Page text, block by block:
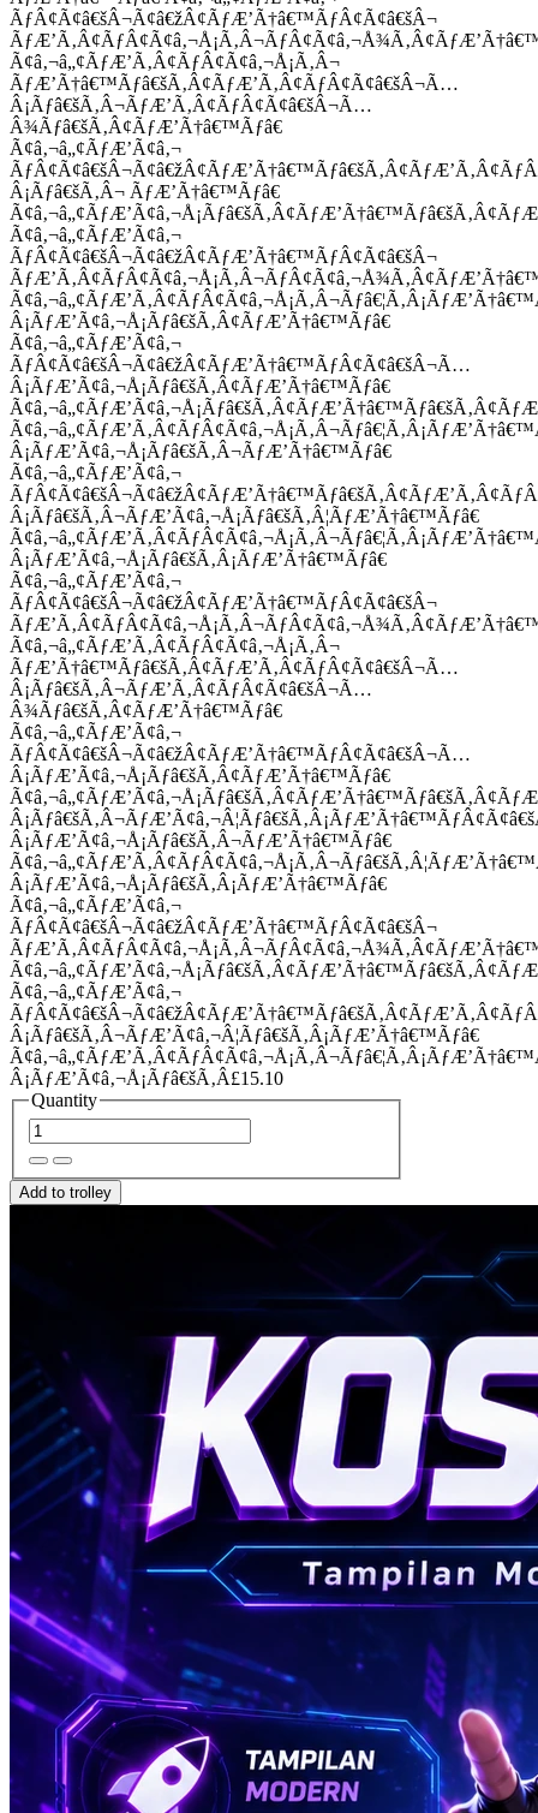
ÃƒÂ¢Ã¢â€šÂ¬Ã¢â€žÂ¢ÃƒÆ’Ã†â€™ÃƒÂ¢Ã¢â€šÂ¬
Ã¢â‚¬â„¢ÃƒÆ’Ã‚Â¢ÃƒÂ¢Ã¢â‚¬Å¡Ã‚Â¬
ÃƒÆ’Ã†â€™Ãƒâ€šÃ‚Â¢ÃƒÆ’Ã‚Â¢ÃƒÂ¢Ã¢â€šÂ¬Ã…
Â¡Ãƒâ€šÃ‚Â¬ÃƒÆ’Ã‚Â¢ÃƒÂ¢Ã¢â€šÂ¬Ã…
Â¾Ãƒâ€šÃ‚Â¢ÃƒÆ’Ã†â€™Ãƒâ€
Ã¢â‚¬â„¢ÃƒÆ’Ã¢â‚¬
Â¡Ãƒâ€šÃ‚Â¬ ÃƒÆ’Ã†â€™Ãƒâ€
Ã¢â‚¬â„¢ÃƒÆ’Ã¢â‚¬
ÃƒÂ¢Ã¢â€šÂ¬Ã¢â€žÂ¢ÃƒÆ’Ã†â€™ÃƒÂ¢Ã¢â€šÂ¬
Â¡ÃƒÆ’Ã¢â‚¬Å¡Ãƒâ€šÃ‚Â¢ÃƒÆ’Ã†â€™Ãƒâ€
Ã¢â‚¬â„¢ÃƒÆ’Ã¢â‚¬
ÃƒÂ¢Ã¢â€šÂ¬Ã¢â€žÂ¢ÃƒÆ’Ã†â€™ÃƒÂ¢Ã¢â€šÂ¬Ã…
Â¡ÃƒÆ’Ã¢â‚¬Å¡Ãƒâ€šÃ‚Â¢ÃƒÆ’Ã†â€™Ãƒâ€
Â¡ÃƒÆ’Ã¢â‚¬Å¡Ãƒâ€šÃ‚Â¬ÃƒÆ’Ã†â€™Ãƒâ€
Ã¢â‚¬â„¢ÃƒÆ’Ã¢â‚¬
Â¡Ãƒâ€šÃ‚Â¬ÃƒÆ’Ã¢â‚¬Å¡Ãƒâ€šÃ‚Â¦ÃƒÆ’Ã†â€™Ãƒâ€
Â¡ÃƒÆ’Ã¢â‚¬Å¡Ãƒâ€šÃ‚Â¡ÃƒÆ’Ã†â€™Ãƒâ€
Ã¢â‚¬â„¢ÃƒÆ’Ã¢â‚¬
ÃƒÂ¢Ã¢â€šÂ¬Ã¢â€žÂ¢ÃƒÆ’Ã†â€™ÃƒÂ¢Ã¢â€šÂ¬
Ã¢â‚¬â„¢ÃƒÆ’Ã‚Â¢ÃƒÂ¢Ã¢â‚¬Å¡Ã‚Â¬
ÃƒÆ’Ã†â€™Ãƒâ€šÃ‚Â¢ÃƒÆ’Ã‚Â¢ÃƒÂ¢Ã¢â€šÂ¬Ã…
Â¡Ãƒâ€šÃ‚Â¬ÃƒÆ’Ã‚Â¢ÃƒÂ¢Ã¢â€šÂ¬Ã…
Â¾Ãƒâ€šÃ‚Â¢ÃƒÆ’Ã†â€™Ãƒâ€
Ã¢â‚¬â„¢ÃƒÆ’Ã¢â‚¬
ÃƒÂ¢Ã¢â€šÂ¬Ã¢â€žÂ¢ÃƒÆ’Ã†â€™ÃƒÂ¢Ã¢â€šÂ¬Ã…
Â¡ÃƒÆ’Ã¢â‚¬Å¡Ãƒâ€šÃ‚Â¢ÃƒÆ’Ã†â€™Ãƒâ€
Â¡ÃƒÆ’Ã¢â‚¬Å¡Ãƒâ€šÃ‚Â¬ÃƒÆ’Ã†â€™Ãƒâ€
Â¡ÃƒÆ’Ã¢â‚¬Å¡Ãƒâ€šÃ‚Â¡ÃƒÆ’Ã†â€™Ãƒâ€
Ã¢â‚¬â„¢ÃƒÆ’Ã¢â‚¬
ÃƒÂ¢Ã¢â€šÂ¬Ã¢â€žÂ¢ÃƒÆ’Ã†â€™ÃƒÂ¢Ã¢â€šÂ¬
Ã¢â‚¬â„¢ÃƒÆ’Ã¢â‚¬
Â¡Ãƒâ€šÃ‚Â¬ÃƒÆ’Ã¢â‚¬Â¦Ãƒâ€šÃ‚Â¡ÃƒÆ’Ã†â€™Ãƒâ€
Â¡ÃƒÆ’Ã¢â‚¬Å¡Ãƒâ€šÃ‚Â£15.10
Quantity
Add to trolley